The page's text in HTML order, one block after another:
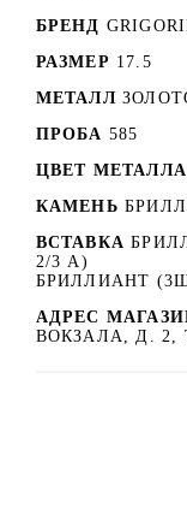
БРЕНД
РАЗМЕР 17.5
МЕТАЛЛ
ПРОБА 585
ЦВЕТ МЕТАЛЛА
КАМЕНЬ
ВСТАВКА
2/3 А)
БРИЛЛИАНТ
АДРЕС
ВОКЗАЛА, Д. 2,